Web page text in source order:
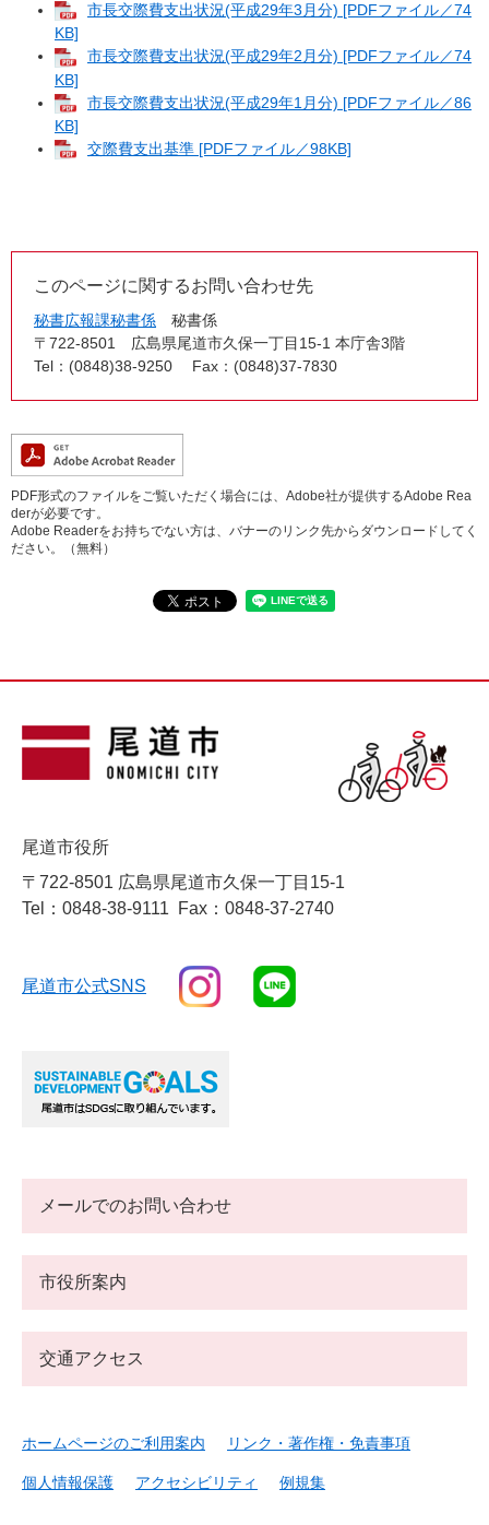
市長交際費支出状況(平成29年3月分) [PDFファイル／74
KB]
市長交際費支出状況(平成29年2月分) [PDFファイル／74
KB]
市長交際費支出状況(平成29年1月分) [PDFファイル／86
KB]
交際費支出基準 [PDFファイル／98KB]
このページに関するお問い合わせ先
秘書広報課秘書係
秘書係
〒722-8501
広島県尾道市久保一丁目15-1 本庁舎3階
Tel：(0848)38-9250
Fax：(0848)37-7830
PDF形式のファイルをご覧いただく場合には、Adobe社が提供するAdobe Rea
derが必要です。
Adobe Readerをお持ちでない方は、バナーのリンク先からダウンロードしてく
ださい。（無料）
尾道市役所
〒722-8501 広島県尾道市久保一丁目15-1
Tel：0848-38-9111
Fax：0848-37-2740
尾道市公式SNS
メールでのお問い合わせ
市役所案内
交通アクセス
ホームページのご利用案内 リンク・著作権・免責事項
個人情報保護 アクセシビリティ 例規集